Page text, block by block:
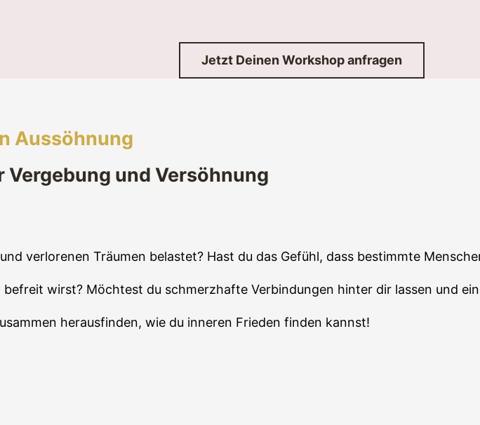
Jetzt Deinen Workshop anfragen
Aussöhnung
und Versöhnung
verlorenen Träumen belastet? Hast du das Gefühl, dass bestimmte
wirst? Möchtest du schmerzhafte Verbindungen hinter dir lassen und
herausfinden, wie du inneren Frieden finden kannst!